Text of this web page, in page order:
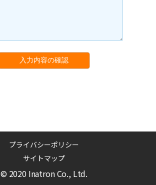
入力内容の確認
プライバシーポリシー
サイトマップ
© 2020 Inatron Co., Ltd.